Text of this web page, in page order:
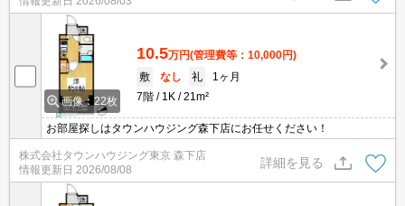
画像：22枚
10.5万円(管理費等：10,000円)
敷
なし 礼
1ヶ月
7階
1K 21m²
お部屋探しはタウンハウジング森下店にお任せください！
株式会社タウンハウジング東京 森下店
情報更新日 2026/08/08
詳細を見る